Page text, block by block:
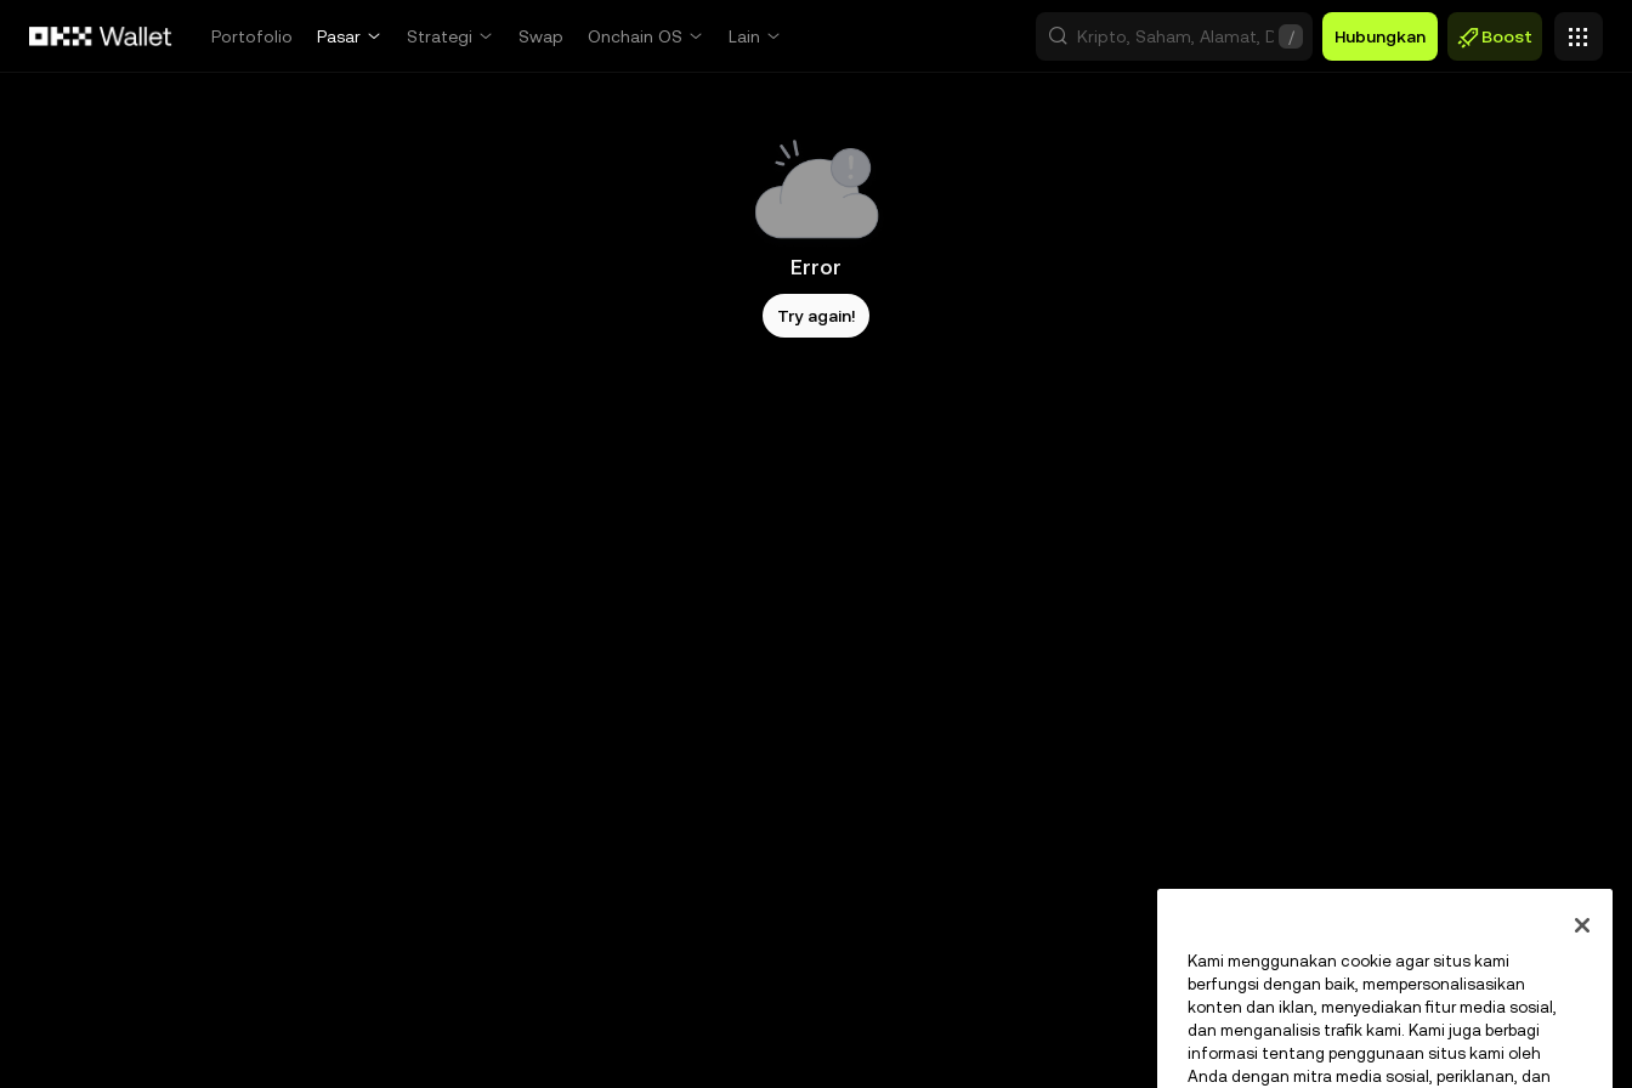
Portofolio
Pasar Strategi Swap Onchain OS Lain / Hubungkan Boost
Error
Try again!
Kami menggunakan cookie agar situs kami
berfungsi dengan baik, mempersonalisasikan
konten dan iklan, menyediakan fitur media sosial,
dan menganalisis trafik kami. Kami juga berbagi
informasi tentang penggunaan situs kami oleh
Anda dengan mitra media sosial, periklanan, dan